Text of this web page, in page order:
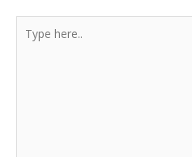
here..